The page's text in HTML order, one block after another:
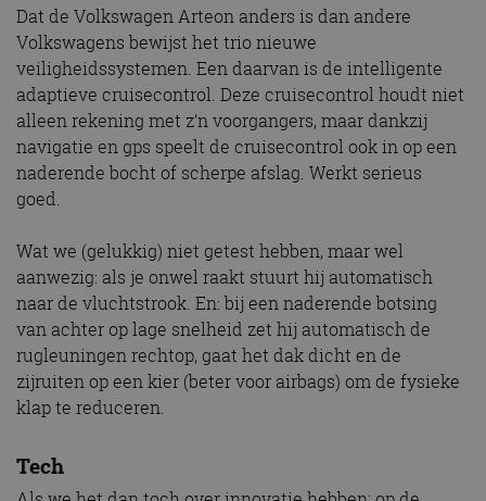
Dat de Volkswagen Arteon anders is dan andere
Volkswagens bewijst het trio nieuwe
veiligheidssystemen. Een daarvan is de intelligente
adaptieve cruisecontrol. Deze cruisecontrol houdt niet
alleen rekening met z’n voorgangers, maar dankzij
navigatie en gps speelt de cruisecontrol ook in op een
naderende bocht of scherpe afslag. Werkt serieus
goed.
Wat we (gelukkig) niet getest hebben, maar wel
aanwezig: als je onwel raakt stuurt hij automatisch
naar de vluchtstrook. En: bij een naderende botsing
van achter op lage snelheid zet hij automatisch de
rugleuningen rechtop, gaat het dak dicht en de
zijruiten op een kier (beter voor airbags) om de fysieke
klap te reduceren.
Tech